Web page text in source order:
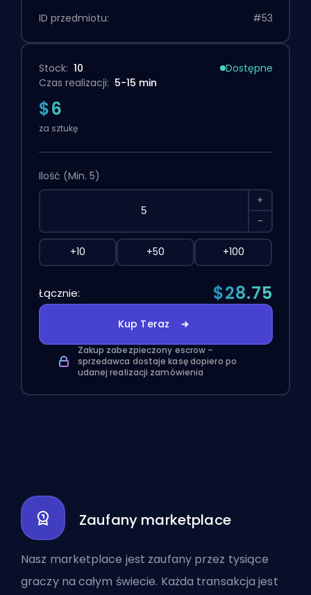
ID przedmiotu:
#53
Stock: 10
Dostępne
Czas realizacji: 5-15 min
$6
za sztukę
Ilość (Min. 5)
+
-
+10 +50 +100
Łącznie: $28.75
Kup Teraz
Zakup zabezpieczony escrow –
sprzedawca dostaje kasę dopiero po
udanej realizacji zamówienia
Zaufany marketplace
Nasz marketplace jest zaufany przez tysiące
graczy na całym świecie. Każda transakcja jest